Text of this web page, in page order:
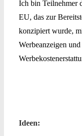
Ich bin Teilnehmer
EU, das zur
konzipiert wurde,
Werbeanzeigen
Ideen: